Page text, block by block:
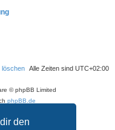
den
Alle Zeiten sind UTC+02:00
löschen
© phpBB Limited
phpBB.de